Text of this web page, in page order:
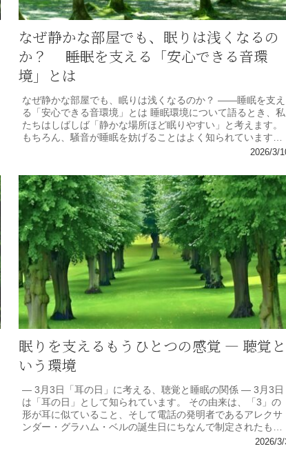
なぜ静かな部屋でも、眠りは浅くなるの
か？ ​――睡眠を支える「安心できる音環
境」とは
なぜ静かな部屋でも、眠りは浅くなるのか？ ――睡眠を支え
る「安心できる音環境」とは 睡眠環境について語るとき、私
たちはしばしば「静かな場所ほど眠りやすい」と考えます。
もちろん、騒音が睡眠を妨げることはよく知られています。
2026/3/
眠りを支えるもうひとつの感覚 ― 聴覚と
いう環境
― 3月3日「耳の日」に考える、聴覚と睡眠の関係 ― 3月3日
は「耳の日」として知られています。 その由来は、「3」の
形が耳に似ていること、そして電話の発明者であるアレクサ
ンダー・グラハム・ベルの誕生日にちなんで制定されたもの
2026/3/